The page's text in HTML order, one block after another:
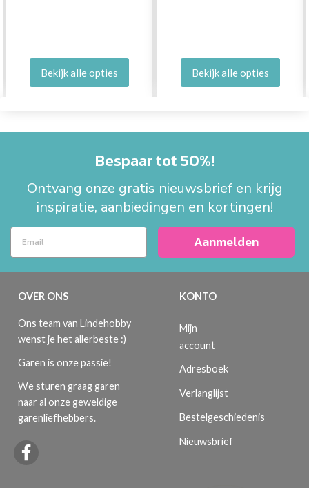
Bekijk alle opties Bekijk alle opties
Bespaar tot 50%!
Ontvang onze gratis nieuwsbrief en krijg
inspiratie, aanbiedingen en kortingen!
Aanmelden
OVER ONS
Ons team van Lindehobby
wenst je het allerbeste :)
Garen is onze passie!
We sturen graag garen
naar al onze geweldige
garenliefhebbers.
KONTO
Mijn
account
Adresboek
Verlanglijst
Bestelgeschiedenis
Nieuwsbrief